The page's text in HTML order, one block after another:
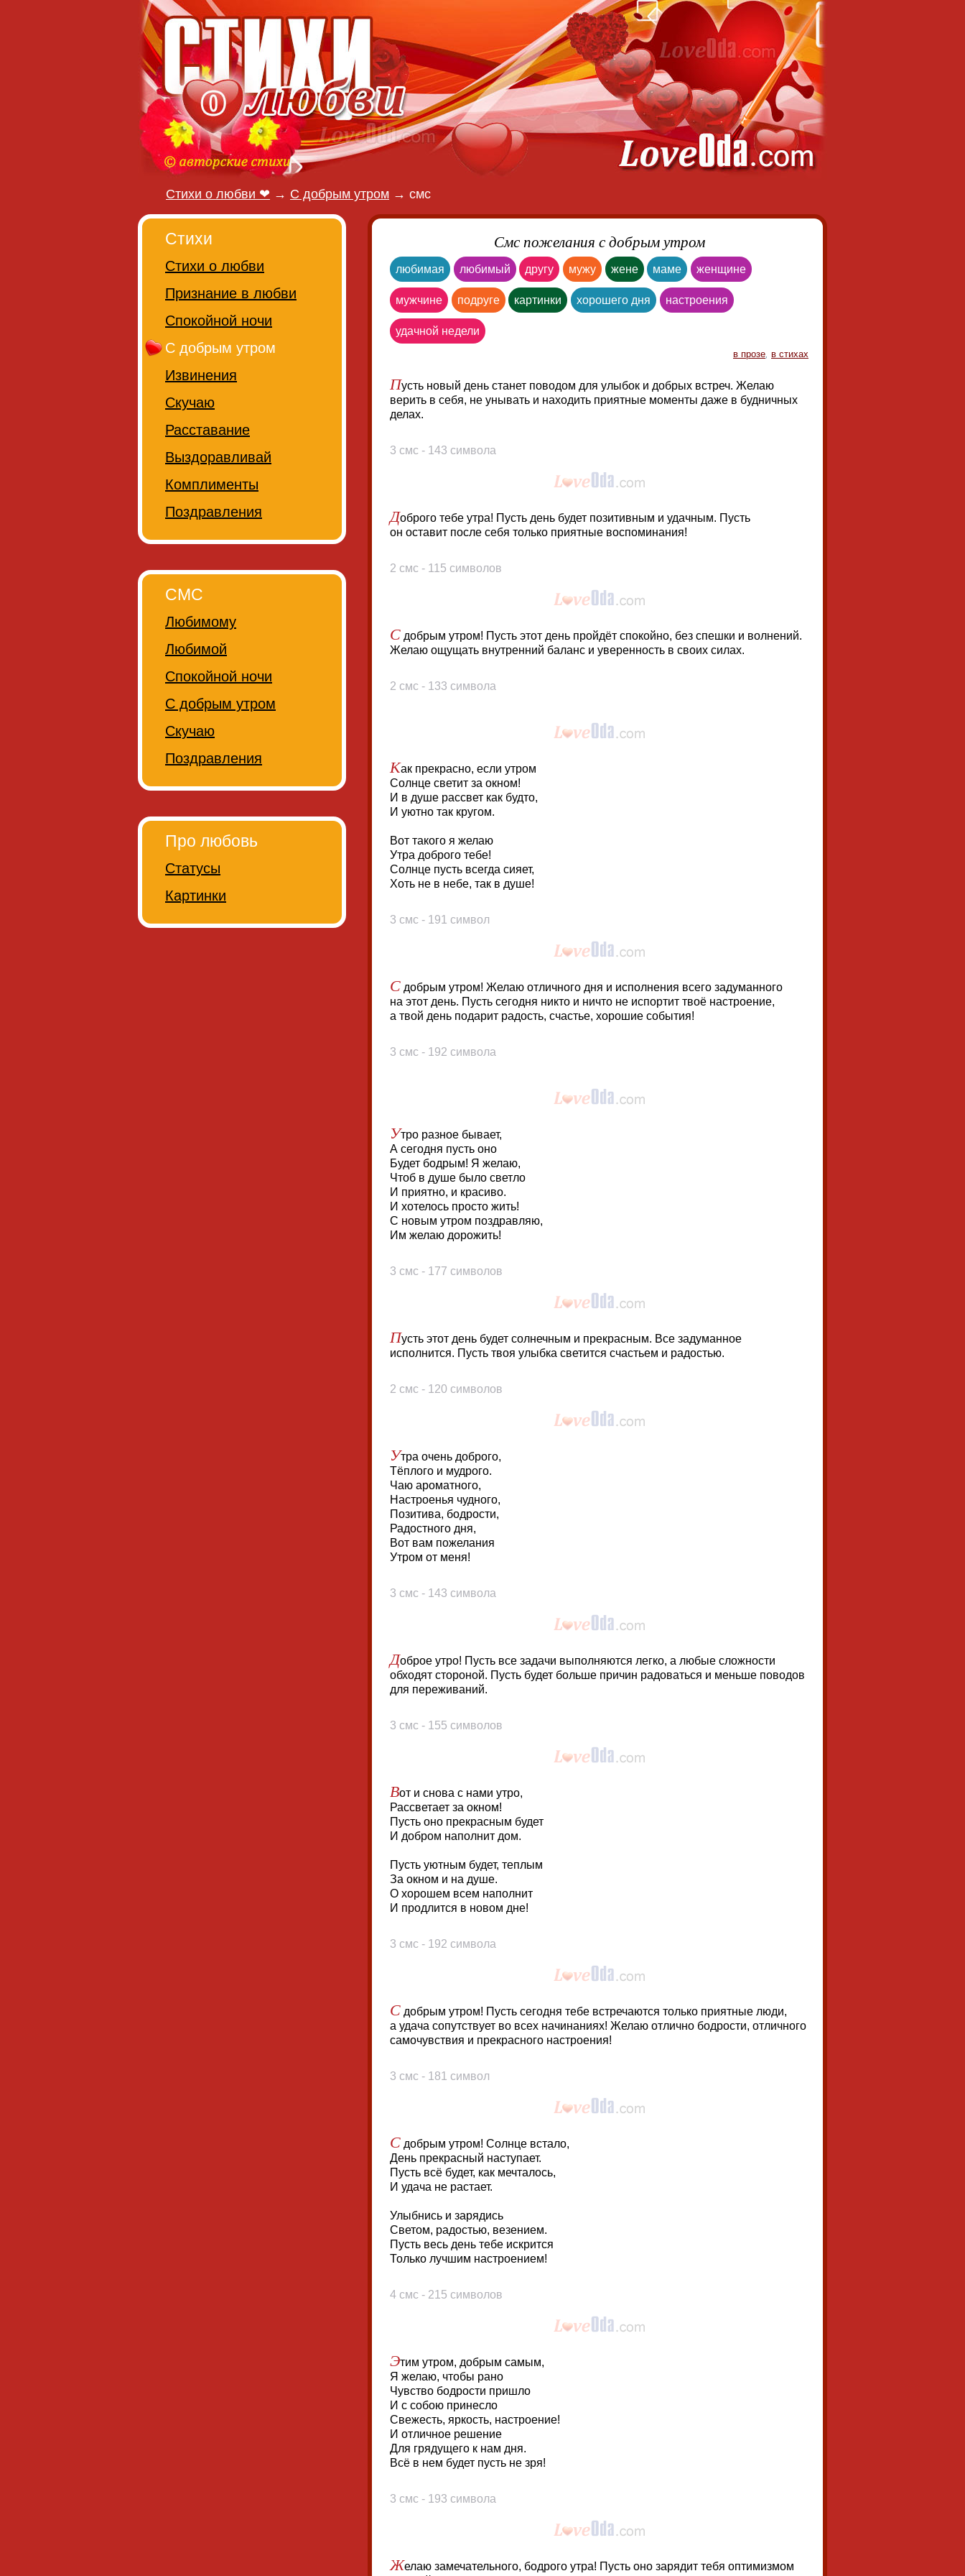
Стихи о любви ❤ → С добрым утром → смс
Смс пожелания с добрым утром
любимая любимый другу мужу жене маме женщине
мужчине подруге картинки хорошего дня настроения
удачной недели
в прозе, в стихах
Пусть новый день станет поводом для улыбок и добрых встреч. Желаю
верить в себя, не унывать и находить приятные моменты даже в будничных
делах.
3 смс - 143 символа
Доброго тебе утра! Пусть день будет позитивным и удачным. Пусть
он оставит после себя только приятные воспоминания!
2 смс - 115 символов
С добрым утром! Пусть этот день пройдёт спокойно, без спешки и волнений.
Желаю ощущать внутренний баланс и уверенность в своих силах.
2 смс - 133 символа
Как прекрасно, если утром
Солнце светит за окном!
И в душе рассвет как будто,
И уютно так кругом.
Вот такого я желаю
Утра доброго тебе!
Солнце пусть всегда сияет,
Хоть не в небе, так в душе!
3 смс - 191 символ
С добрым утром! Желаю отличного дня и исполнения всего задуманного
на этот день. Пусть сегодня никто и ничто не испортит твоё настроение,
а твой день подарит радость, счастье, хорошие события!
3 смс - 192 символа
Утро разное бывает,
А сегодня пусть оно
Будет бодрым! Я желаю,
Чтоб в душе было светло
И приятно, и красиво.
И хотелось просто жить!
С новым утром поздравляю,
Им желаю дорожить!
3 смс - 177 символов
Пусть этот день будет солнечным и прекрасным. Все задуманное
исполнится. Пусть твоя улыбка светится счастьем и радостью.
2 смс - 120 символов
Утра очень доброго,
Тёплого и мудрого.
Чаю ароматного,
Настроенья чудного,
Позитива, бодрости,
Радостного дня,
Вот вам пожелания
Утром от меня!
3 смс - 143 символа
Доброе утро! Пусть все задачи выполняются легко, а любые сложности
обходят стороной. Пусть будет больше причин радоваться и меньше поводов
для переживаний.
3 смс - 155 символов
Вот и снова с нами утро,
Рассветает за окном!
Пусть оно прекрасным будет
И добром наполнит дом.
Пусть уютным будет, теплым
За окном и на душе.
О хорошем всем наполнит
И продлится в новом дне!
3 смс - 192 символа
С добрым утром! Пусть сегодня тебе встречаются только приятные люди,
а удача сопутствует во всех начинаниях! Желаю отлично бодрости, отличного
самочувствия и прекрасного настроения!
3 смс - 181 символ
С добрым утром! Солнце встало,
День прекрасный наступает.
Пусть всё будет, как мечталось,
И удача не растает.
Улыбнись и зарядись
Светом, радостью, везением.
Пусть весь день тебе искрится
Только лучшим настроением!
4 смс - 215 символов
Этим утром, добрым самым,
Я желаю, чтобы рано
Чувство бодрости пришло
И с собою принесло
Свежесть, яркость, настроение!
И отличное решение
Для грядущего к нам дня.
Всё в нем будет пусть не зря!
3 смс - 193 символа
Желаю замечательного, бодрого утра! Пусть оно зарядит тебя оптимизмом
Стихи
Стихи о любви
Признание в любви
Спокойной ночи
С добрым утром
Извинения
Скучаю
Расставание
Выздоравливай
Комплименты
Поздравления
СМС
Любимому
Любимой
Спокойной ночи
С добрым утром
Скучаю
Поздравления
Про любовь
Статусы
Картинки